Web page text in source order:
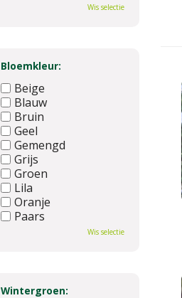
Wis selectie
Bloemkleur:
Beige
Blauw
Bruin
Geel
Gemengd
Grijs
Groen
Lila
Oranje
Paars
Wis selectie
Wintergroen: